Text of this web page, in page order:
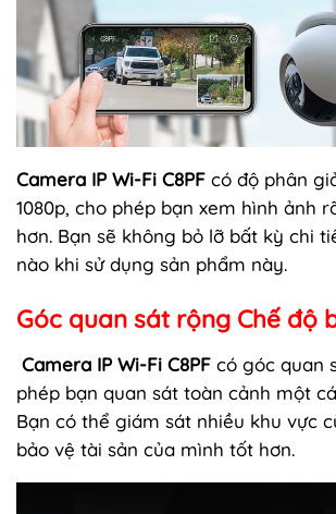
Camera IP Wi-Fi C8PF có độ phân
1080p, cho phép bạn xem hình ảnh
hơn. Bạn sẽ không bỏ lỡ bất kỳ chi
nào khi sử dụng sản phẩm này.
Góc quan sát rộng Chế độ
Camera IP Wi-Fi C8PF có góc quan
phép bạn quan sát toàn cảnh một
Bạn có thể giám sát nhiều khu vực
bảo vệ tài sản của mình tốt hơn.